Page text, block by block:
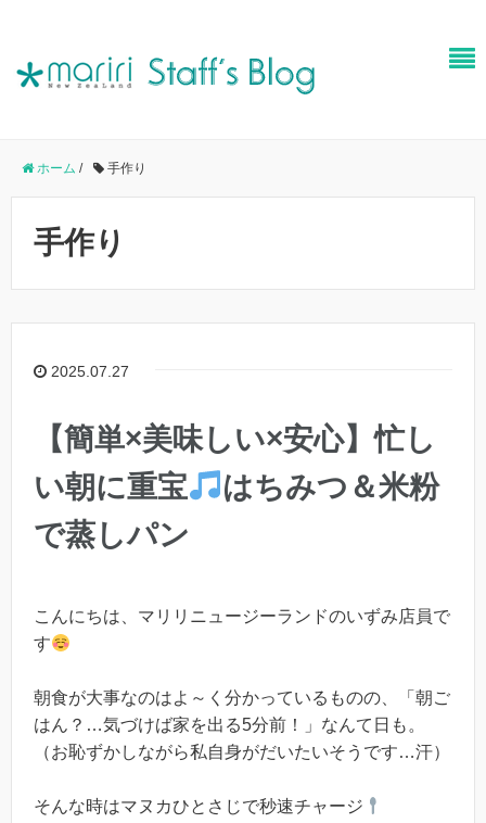
ホーム / 手作り
手作り
2025.07.27
【簡単×美味しい×安心】忙し
い朝に重宝
はちみつ＆米粉
で蒸しパン
こんにちは、マリリニュージーランドのいずみ店員で
す
朝食が大事なのはよ～く分かっているものの、「朝ご
はん？…気づけば家を出る5分前！」なんて日も。
（お恥ずかしながら私自身がだいたいそうです…汗）
そんな時はマヌカひとさじで秒速チャージ